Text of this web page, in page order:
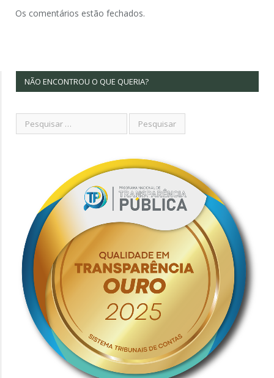
Os comentários estão fechados.
NÃO ENCONTROU O QUE QUERIA?